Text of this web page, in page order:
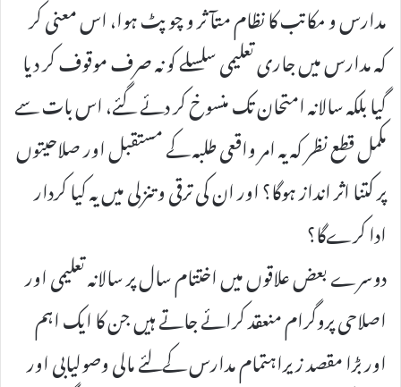
مدارس و مکاتب کا نظام متآثر و چوپٹ ہوا، اس معنی کر
کہ مدارس میں جاری تعلیمی سلسلے کو نہ صرف موقوف کر دیا
گیا بلکہ سالانہ امتحان تک منسوخ کر دئے گئے، اس بات سے
مکمل قطع نظر کہ یہ امر واقعی طلبہ کے مستقبل اور صلاحیتوں
پر کتنا اثر انداز ہوگا؟ اور ان کی ترقی و تنزلی میں یہ کیا کردار
ادا کرےگا؟
دوسرے بعض علاقوں میں اختتام سال پر سالانہ تعلیمی اور
اصلاحی پروگرام منعقد کرائے جاتے ہیں جن کا ایک اہم
اور بڑا مقصد زیراہتمام مدارس کےلئے مالی وصولیابی اور